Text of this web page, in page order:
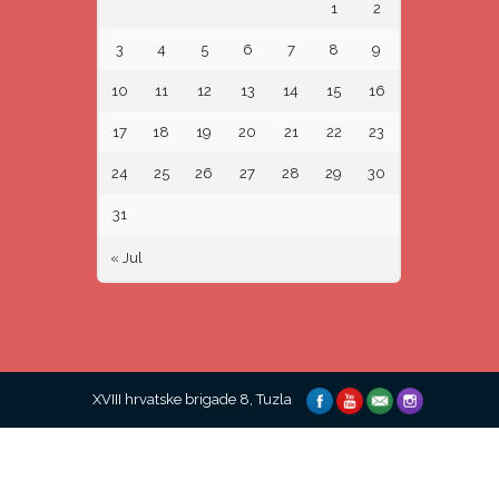
« Jul
1 2
3 4 5 6 7 8 9
10 11 12 13 14 15 16
17 18 19 20 21 22 23
24 25 26 27 28 29 30
31
XVIII hrvatske brigade 8, Tuzla